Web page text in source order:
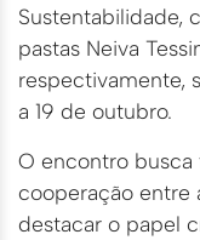
Sustentabilidade,
pastas Neiva
respectivamente,
a 19 de outubro.
O encontro
cooperação entre
destacar o papel